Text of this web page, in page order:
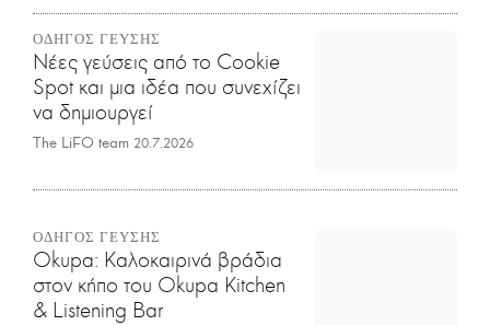
ΟΔΗΓΟΣ ΓΕΥΣΗΣ
Νέες γεύσεις από το Cookie
Spot και μια ιδέα που συνεχίζει
να δημιουργεί
The LiFO team 20.7.2026
ΟΔΗΓΟΣ ΓΕΥΣΗΣ
Okupa: Καλοκαιρινά βράδια
στον κήπο του Okupa Kitchen
& Listening Bar